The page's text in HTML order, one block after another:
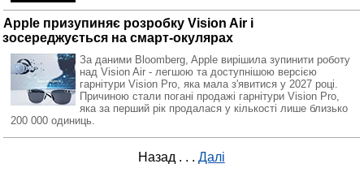
Apple призупиняє розробку Vision Air і
зосереджується на смарт-окулярах
За даними Bloomberg, Apple вирішила зупинити роботу
над Vision Air - легшою та доступнішою версією
гарнітури Vision Pro, яка мала з'явитися у 2027 році.
Причиною стали погані продажі гарнітури Vision Pro,
яка за перший рік продалася у кількості лише близько
200 000 одиниць.
Назад . . . Далі